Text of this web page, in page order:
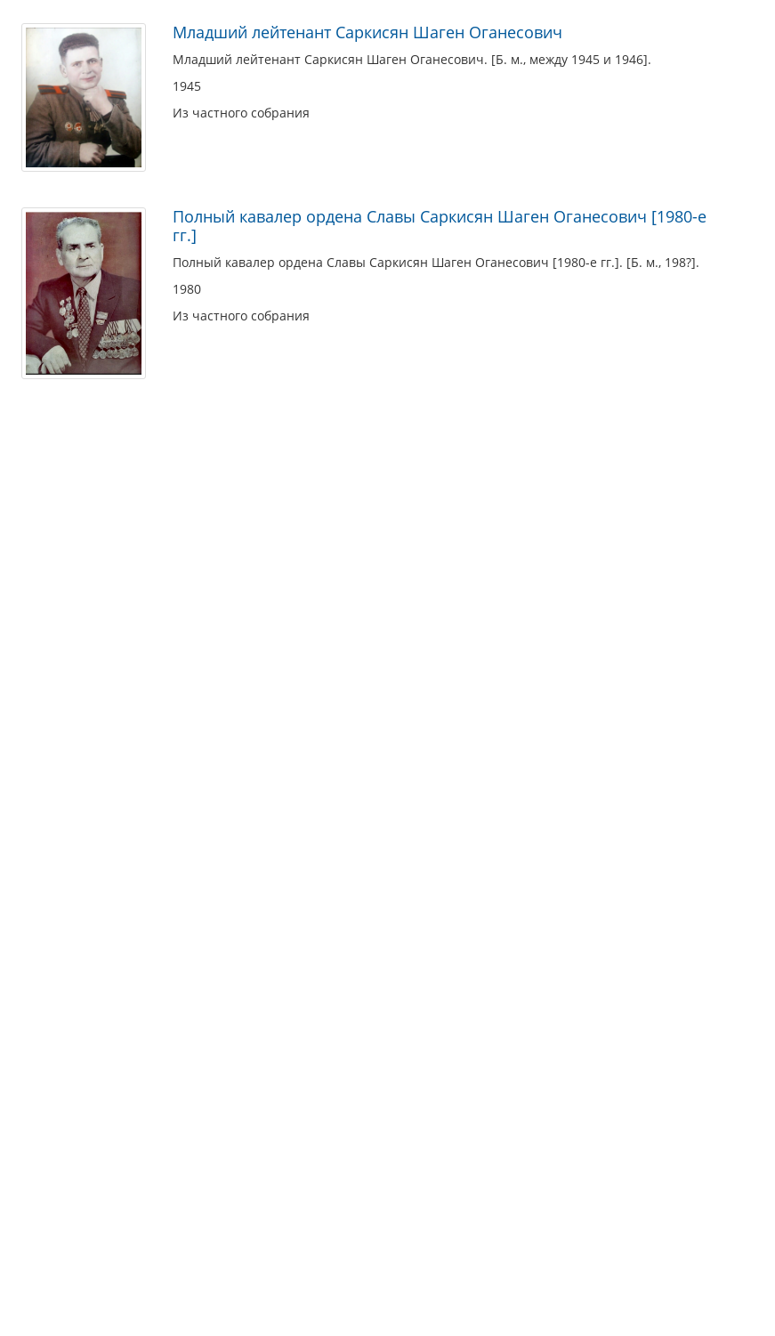
Младший лейтенант Саркисян Шаген Оганесович
Младший лейтенант Саркисян Шаген Оганесович. [Б. м., между 1945 и 1946].
1945
Из частного собрания
Полный кавалер ордена Славы Саркисян Шаген Оганесович [1980-е
гг.]
Полный кавалер ордена Славы Саркисян Шаген Оганесович [1980-е гг.]. [Б. м., 198?].
1980
Из частного собрания